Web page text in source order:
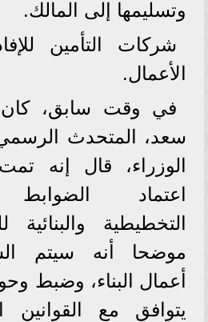
وتسليمها إلى المالك.
شركات التأمين
الأعمال.
في وقت سابق، كان
سعد، المتحدث
الوزراء، قال إنه
اعتماد الضوابط
التخطيطية
موضحا أنه سيتم
أعمال البناء، وضبط
يتوافق مع القوانين